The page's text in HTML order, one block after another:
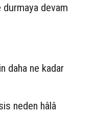
durmaya devam
daha ne kadar
neden hâlâ